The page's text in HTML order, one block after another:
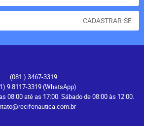
CADASTRAR-SE
(081 ) 3467-3319
9.8117-3319(WhatsApp)
08:00 até as 17:00. Sábado de 08:00 às 12:00.